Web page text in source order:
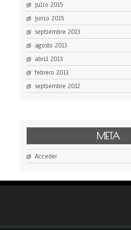
julio 2015
junio 2015
septiembre 2013
agosto 2013
abril 2013
febrero 2013
septiembre 2012
META
Acceder